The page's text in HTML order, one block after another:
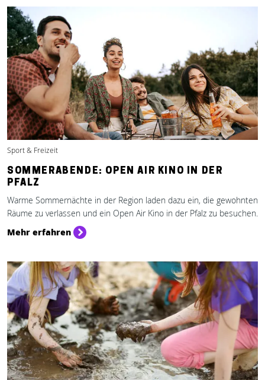
Sport & Freizeit
SOMMERABENDE: OPEN AIR KINO IN DER
PFALZ
Warme Sommernächte in der Region laden dazu ein, die gewohnten
Räume zu verlassen und ein Open Air Kino in der Pfalz zu besuchen.
Mehr erfahren